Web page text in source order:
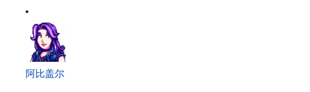
阿比盖尔